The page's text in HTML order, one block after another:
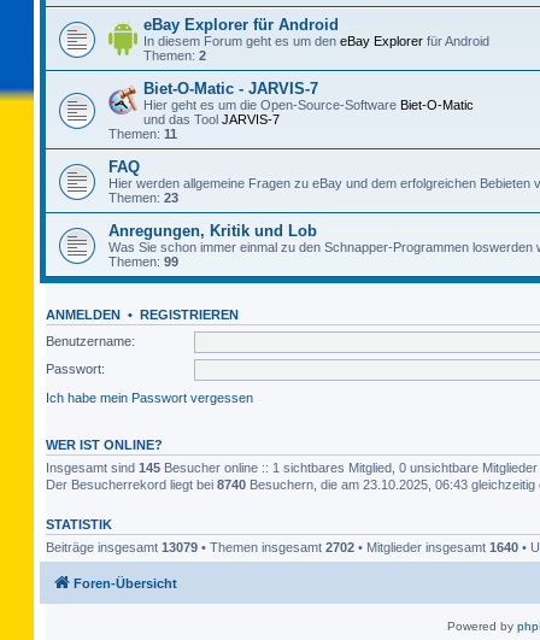
eBay Explorer für Android
In diesem Forum geht es um den eBay Explorer für Android
Themen: 2
Biet-O-Matic - JARVIS-7
Hier geht es um die Open-Source-Software Biet-O-Matic
und das Tool JARVIS-7
Themen: 11
FAQ
Hier werden allgemeine Fragen zu eBay und dem erfolgreichen Bebieten
Themen: 23
Anregungen, Kritik und Lob
Was Sie schon immer einmal zu den Schnapper-Programmen loswerden
Themen: 99
ANMELDEN • REGISTRIEREN
Benutzername:
Passwort:
Ich habe mein Passwort vergessen
WER IST ONLINE?
Insgesamt sind 145 Besucher online :: 1 sichtbares Mitglied, 0 unsichtbare
Der Besucherrekord liegt bei 8740 Besuchern, die am 23.10.2025, 06:43 gleichzeitig
STATISTIK
Beiträge insgesamt 13079 • Themen insgesamt 2702 • Mitglieder insgesamt 1640 •
Foren-Übersicht
Powered by